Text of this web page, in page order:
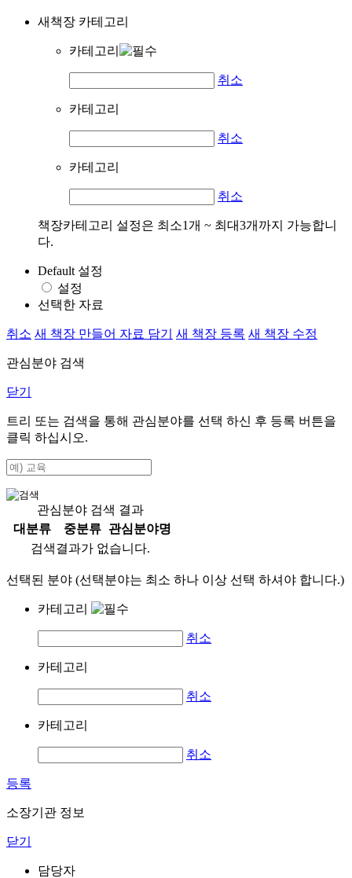
새책장 카테고리
카테고리
취소
카테고리
취소
카테고리
취소
책장카테고리 설정은 최소1개 ~ 최대3개까지 가능합니
다.
Default 설정
설정
선택한 자료
취소 새 책장 만들어 자료 담기 새 책장 등록 새 책장 수정
관심분야 검색
닫기
트리 또는 검색을 통해 관심분야를 선택 하신 후 등록 버튼을
클릭 하십시오.
관심분야 검색 결과
대분류
중분류
관심분야명
검색결과가 없습니다.
선택된 분야 (선택분야는 최소 하나 이상 선택 하셔야 합니다.)
카테고리
취소
카테고리
취소
카테고리
취소
등록
소장기관 정보
닫기
담당자